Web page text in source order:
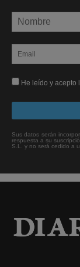
He leído y acepto
Sus datos serán
respuesta a su
S.L. y no será cedido a